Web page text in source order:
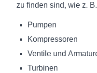
zu finden sind, wie z.
Pumpen
Kompressoren
Ventile und
Turbinen